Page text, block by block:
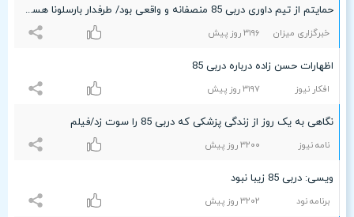
حمایتم از تیم داوری دربی 85 منصفانه و واقعی بود/ طرفدار بارسلونا هستم
خبرگزاری میزان ٣۱٩۶ روز پیش
اظهارات حسن زاده درباره دربی 85
افکار نیوز ٣۱٩۷ روز پیش
نگاهی به یک روز از زندگی پزشکی که دربی 85 را سوت زد/فیلم
نامه نیوز ٣۲۰۰ روز پیش
ویسی: دربی 85 زیبا نبود
برنامه نود ٣۲۰۲ روز پیش